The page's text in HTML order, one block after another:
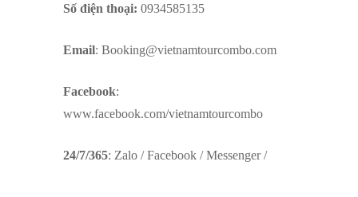
Số điện thoại: 0934585135
Email: Booking@vietnamtourcombo.com
Facebook:
www.facebook.com/vietnamtourcombo
24/7/365: Zalo / Facebook / Messenger /